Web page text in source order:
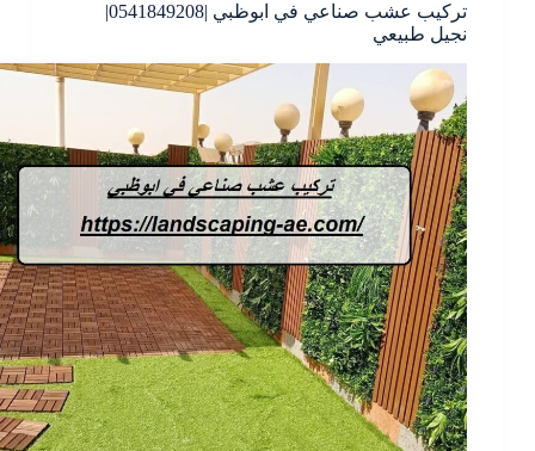
تركيب عشب صناعي في ابوظبي |0541849208|
نجيل طبيعي